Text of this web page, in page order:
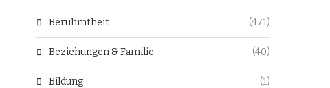
Berühmtheit (471)
Beziehungen & Familie (40)
Bildung (1)